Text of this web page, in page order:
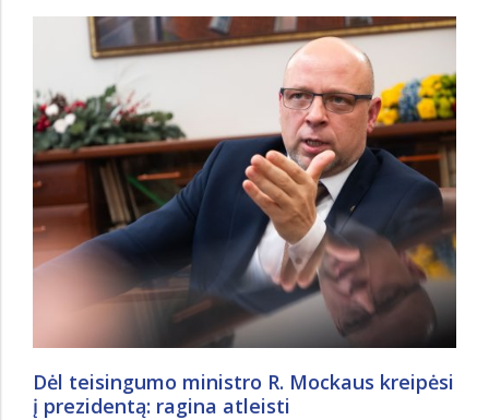
Dėl teisingumo ministro R. Mockaus kreipėsi
į prezidentą: ragina atleisti